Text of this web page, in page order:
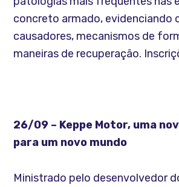
concreto armado, evidenciando
causadores, mecanismos de
maneiras de recuperação.
26/09 – Keppe Motor, uma
para um novo mundo
Ministrado pelo desenvolvedor